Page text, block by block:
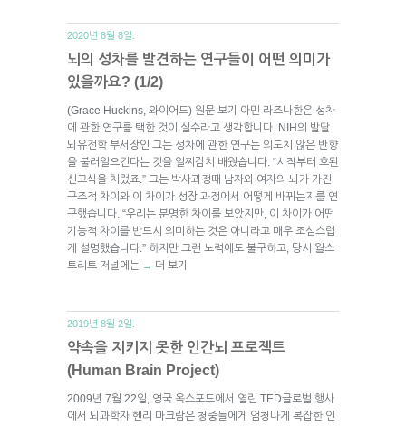
2020년 8월 8일.
뇌의 성차를 발견하는 연구들이 어떤 의미가
있을까요? (1/2)
(Grace Huckins, 와이어드) 원문 보기 아민 라즈나한은 성차
에 관한 연구를 택한 것이 실수라고 생각합니다. NIH의 발달
뇌유전학 부서장인 그는 성차에 관한 연구는 의도치 않은 반향
을 불러일으킨다는 것을 일찌감치 배웠습니다. “시작부터 호된
신고식을 치렀죠.” 그는 박사과정때 남자와 여자의 뇌가 가진
구조적 차이와 이 차이가 성장 과정에서 어떻게 바뀌는지를 연
구했습니다. “우리는 분명한 차이를 보았지만, 이 차이가 어떤
기능적 차이를 반드시 의미하는 것은 아니라고 매우 조심스럽
게 설명했습니다.” 하지만 그런 노력에도 불구하고, 당시 월스
트리트 저널에는 → 더 보기
2019년 8월 2일.
약속을 지키지 못한 인간뇌 프로젝트
(Human Brain Project)
2009년 7월 22일, 영국 옥스포드에서 열린 TED글로벌 행사
에서 뇌과학자 헨리 마크람은 청중들에게 엄청나게 복잡한 인